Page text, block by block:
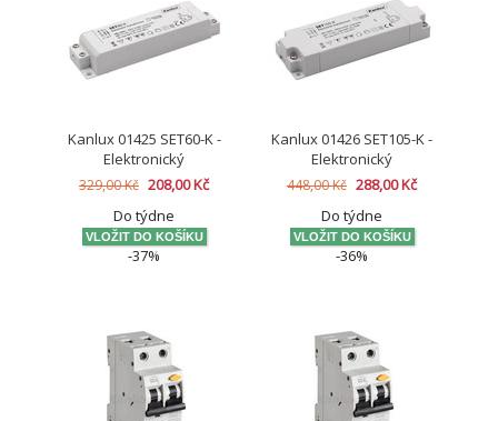
Kanlux 01425 SET60-K -
Elektronický
transformátor
329,00 Kč 208,00 Kč
Do týdne
-37%
Kanlux 01426 SET105-K -
Elektronický
transformátor
448,00 Kč 288,00 Kč
Do týdne
-36%